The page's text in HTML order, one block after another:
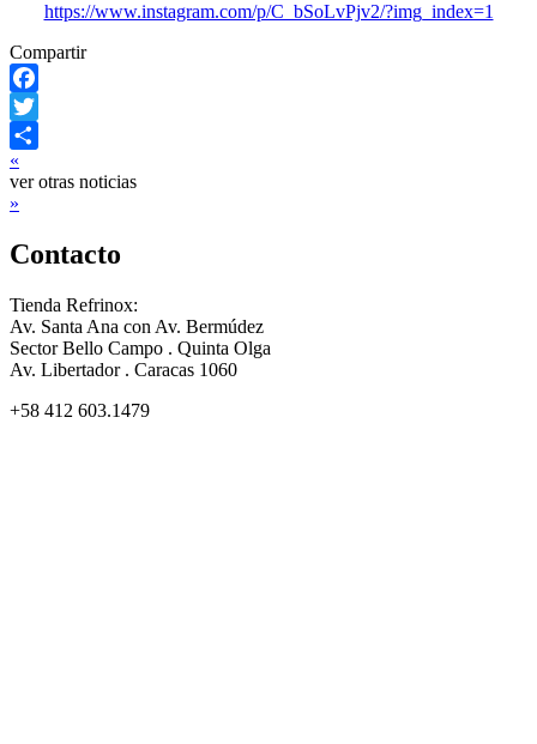
https://www.instagram.com/p/C_bSoLvPjv2/?img_index=1
Compartir
Facebook
Twitter
Compartir
«
ver otras noticias
»
Contacto
Tienda Refrinox:
Av. Santa Ana con Av. Bermúdez
Sector Bello Campo . Quinta Olga
Av. Libertador . Caracas 1060
+58 412 603.1479